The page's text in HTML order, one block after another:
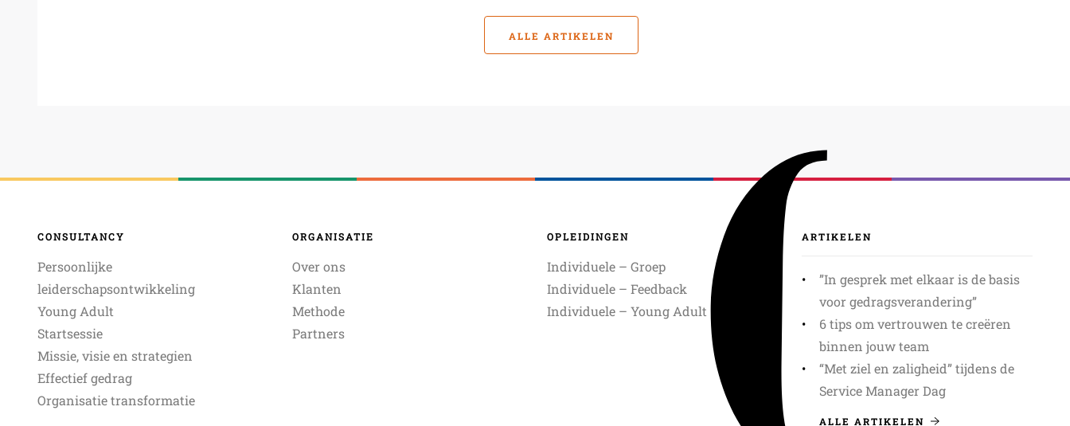
ALLE ARTIKELEN
CONSULTANCY
Persoonlijke
leiderschapsontwikkeling
Young Adult
Startsessie
Missie, visie en strategien
Effectief gedrag
Organisatie transformatie
ORGANISATIE
Over ons
Klanten
Methode
Partners
OPLEIDINGEN
Individuele – Groep
Individuele – Feedback
Individuele – Young Adult
ARTIKELEN
”In gesprek met elkaar is de basis
voor gedragsverandering”
6 tips om vertrouwen te creëren
binnen jouw team
“Met ziel en zaligheid” tijdens de
Service Manager Dag
ALLE ARTIKELEN